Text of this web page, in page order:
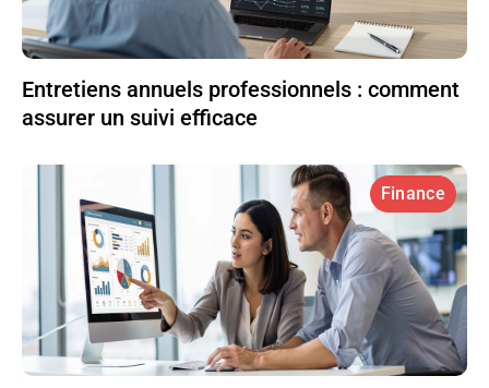
Entretiens annuels professionnels : comment
assurer un suivi efficace
Finance